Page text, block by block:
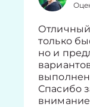
только
но и
выполнен
Спасибо